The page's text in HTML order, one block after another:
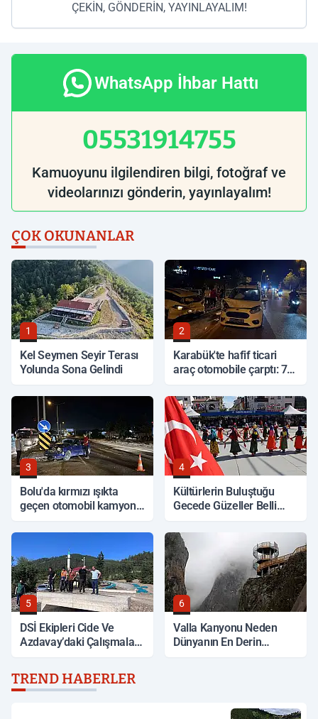
ÇEKİN, GÖNDERİN, YAYINLAYALIM!
WhatsApp İhbar Hattı
05531914755
Kamuoyunu ilgilendiren bilgi, fotoğraf ve
videolarınızı gönderin, yayınlayalım!
ÇOK OKUNANLAR
1
Kel Seymen Seyir Terası
Yolunda Sona Gelindi
2
Karabük'te hafif ticari
araç otomobile çarptı: 7
3
Bolu'da kırmızı ışıkta
geçen otomobil kamyonla
4
Kültürlerin Buluştuğu
Gecede Güzeller Belli
5
DSİ Ekipleri Cide Ve
Azdavay’daki Çalışmaları
6
Valla Kanyonu Neden
Dünyanın En Derin
TREND HABERLER